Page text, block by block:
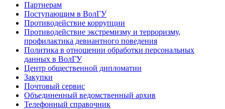
Партнерам
Поступающим в ВолГУ
Противодействие коррупции
Противодействие экстремизму и терроризму,
профилактика девиантного поведения
Политика в отношении обработки персональных
данных в ВолГУ
Центр общественной дипломатии
Закупки
Почтовый сервис
Объединенный ведомственный архив
Телефонный справочник